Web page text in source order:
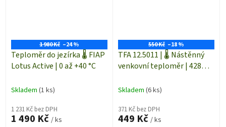
1 980 Kč –24 %
Teploměr do jezírka 🌡️ FIAP
Lotus Active | 0 až +40 °C
Skladem (1 ks)
1 231 Kč bez DPH
1 490 Kč / ks
550 Kč –18 %
TFA 12.5011 | 🌡️ Nástěnný
venkovní teploměr | 428
VINTAGE
Skladem (6 ks)
371 Kč bez DPH
449 Kč / ks